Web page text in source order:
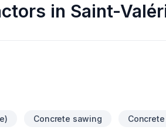
in Saint-
Concrete sawing